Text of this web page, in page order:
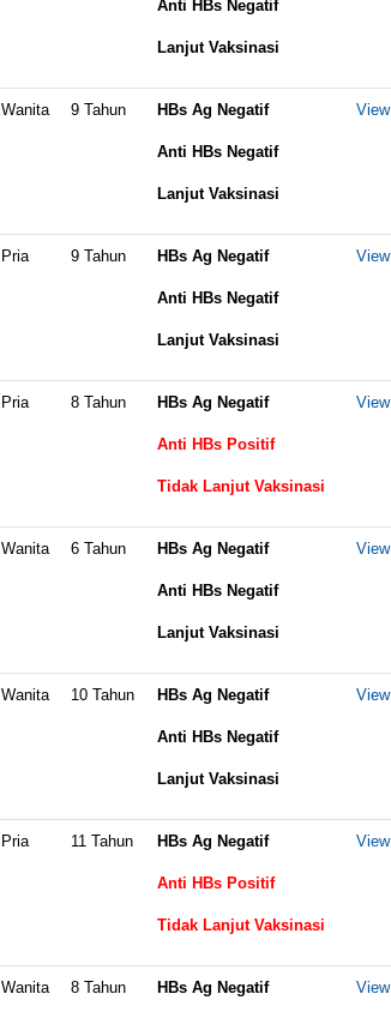
Anti HBs Negatif
Lanjut Vaksinasi
Wanita 9 Tahun HBs Ag Negatif
Anti HBs Negatif
Lanjut Vaksinasi
View
Pria 9 Tahun HBs Ag Negatif
Anti HBs Negatif
Lanjut Vaksinasi
View
Pria 8 Tahun HBs Ag Negatif
Anti HBs Positif
Tidak Lanjut Vaksinasi
View
Wanita 6 Tahun HBs Ag Negatif
Anti HBs Negatif
Lanjut Vaksinasi
View
Wanita 10 Tahun HBs Ag Negatif
Anti HBs Negatif
Lanjut Vaksinasi
View
Pria 11 Tahun HBs Ag Negatif
Anti HBs Positif
Tidak Lanjut Vaksinasi
View
Wanita 8 Tahun HBs Ag Negatif View